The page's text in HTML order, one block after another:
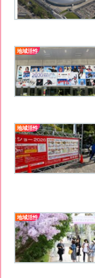
地域活性
地域活性
地域活性